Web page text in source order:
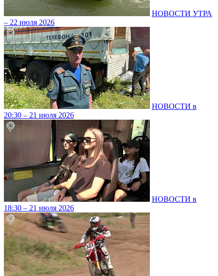
НОВОСТИ УТРА
– 22 июля 2026
НОВОСТИ в
20:30 – 21 июля 2026
НОВОСТИ в
18:30 – 21 июля 2026